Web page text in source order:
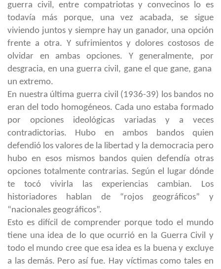
guerra civil, entre compatriotas y convecinos lo es
todavía más porque, una vez acabada, se sigue
viviendo juntos y siempre hay un ganador, una opción
frente a otra. Y sufrimientos y dolores costosos de
olvidar en ambas opciones. Y generalmente, por
desgracia, en una guerra civil, gane el que gane, gana
un extremo.
En nuestra última guerra civil (1936-39) los bandos no
eran del todo homogéneos. Cada uno estaba formado
por opciones ideológicas variadas y a veces
contradictorias. Hubo en ambos bandos quien
defendió los valores de la libertad y la democracia pero
hubo en esos mismos bandos quien defendía otras
opciones totalmente contrarias. Según el lugar dónde
te tocó vivirla las experiencias cambian. Los
historiadores hablan de “rojos geográficos” y
“nacionales geográficos”.
Esto es difícil de comprender porque todo el mundo
tiene una idea de lo que ocurrió en la Guerra Civil y
todo el mundo cree que esa idea es la buena y excluye
a las demás. Pero así fue. Hay víctimas como tales en